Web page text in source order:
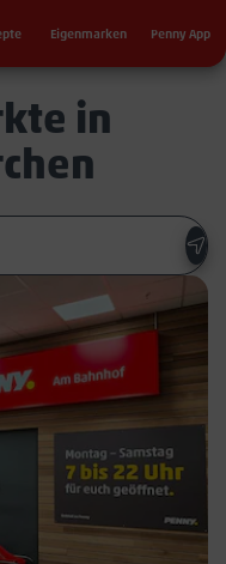
Eigenmarken Penny App
in